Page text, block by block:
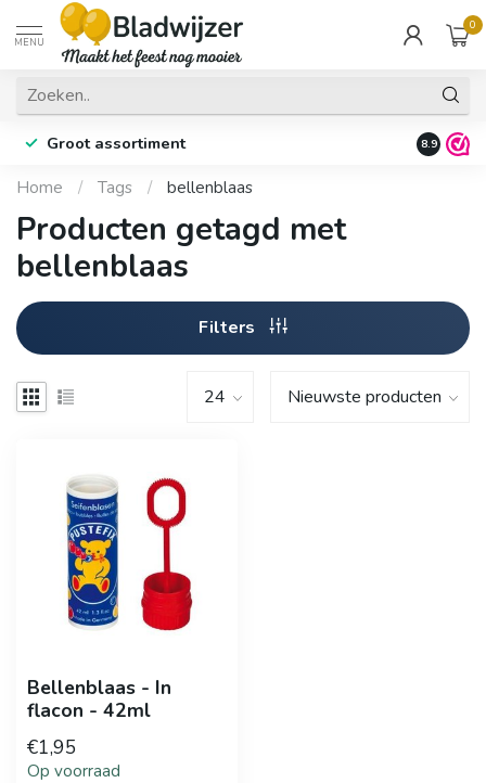
MENU
0
Groot assortiment Fysieke
8.9
Home / Tags / bellenblaas
Producten getagd met
bellenblaas
Filters
Bellenblaas - In
flacon - 42ml
€1,95
Op voorraad